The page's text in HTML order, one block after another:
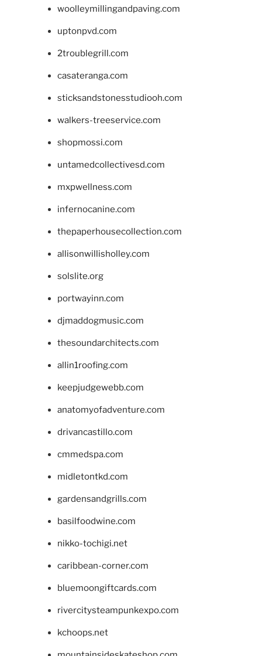
woolleymillingandpaving.com
uptonpvd.com
2troublegrill.com
casateranga.com
sticksandstonesstudiooh.com
walkers-treeservice.com
shopmossi.com
untamedcollectivesd.com
mxpwellness.com
infernocanine.com
thepaperhousecollection.com
allisonwillisholley.com
solslite.org
portwayinn.com
djmaddogmusic.com
thesoundarchitects.com
allin1roofing.com
keepjudgewebb.com
anatomyofadventure.com
drivancastillo.com
cmmedspa.com
midletontkd.com
gardensandgrills.com
basilfoodwine.com
nikko-tochigi.net
caribbean-corner.com
bluemoongiftcards.com
rivercitysteampunkexpo.com
kchoops.net